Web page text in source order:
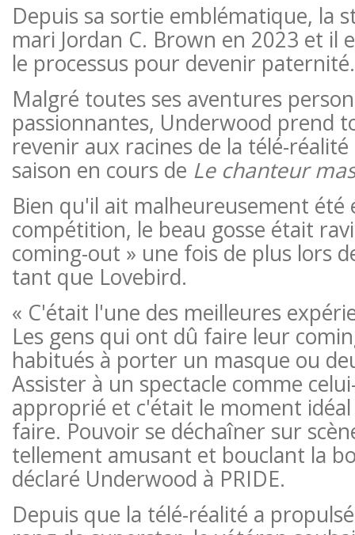
Depuis sa sortie emblématique, la
mari Jordan C. Brown en 2023 et il
le processus pour devenir paternité.
Malgré toutes ses aventures
passionnantes, Underwood prend
revenir aux racines de la télé-
saison en cours de Le chanteur
Bien qu'il ait malheureusement été
compétition, le beau gosse était
coming-out » une fois de plus lors
tant que Lovebird.
« C'était l'une des meilleures
Les gens qui ont dû faire leur
habitués à porter un masque ou
Assister à un spectacle comme
approprié et c'était le moment
faire. Pouvoir se déchaîner sur
tellement amusant et bouclant la
déclaré Underwood à PRIDE.
Depuis que la télé-réalité a